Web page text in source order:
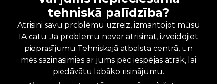
tehniskā palīdzība?
Atrisini savu problēmu uzreiz, izmantojot mūsu
IA čatu. Ja problēmu nevar atrisināt, izveidojiet
pieprasījumu Tehniskajā atbalsta centrā, un
mēs sazināsimies ar jums pēc iespējas ātrāk, lai
piedāvātu labāko risinājumu.